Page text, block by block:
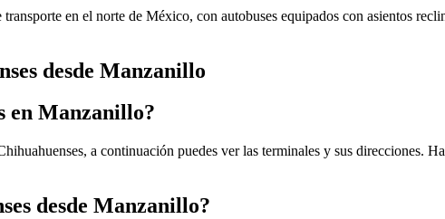
en el norte de México, con autobuses equipados con asientos
desde Manzanillo
en Manzanillo?
a continuación puedes ver las terminales y sus direcciones.
desde Manzanillo?